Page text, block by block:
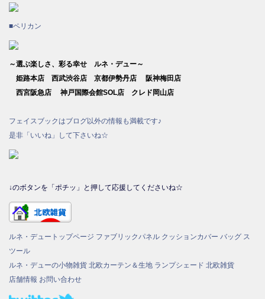
■ペリカン
～選ぶ楽しさ、彩る幸せ ルネ・デュー～
姫路本店 西武渋谷店 京都伊勢丹店 阪神梅田店
西宮阪急店 神戸国際会館SOL店 クレド岡山店
フェイスブックはブログ以外の情報も満載です♪
是非「いいね」して下さいね☆
↓のボタンを「ポチッ」と押して応援してくださいね☆
ルネ・デュートップページ ファブリックパネル クッションカバー バッグ ス
ツール
ルネ・デューの小物雑貨 北欧カーテン＆生地 ランプシェード 北欧雑貨
店舗情報 お問い合わせ